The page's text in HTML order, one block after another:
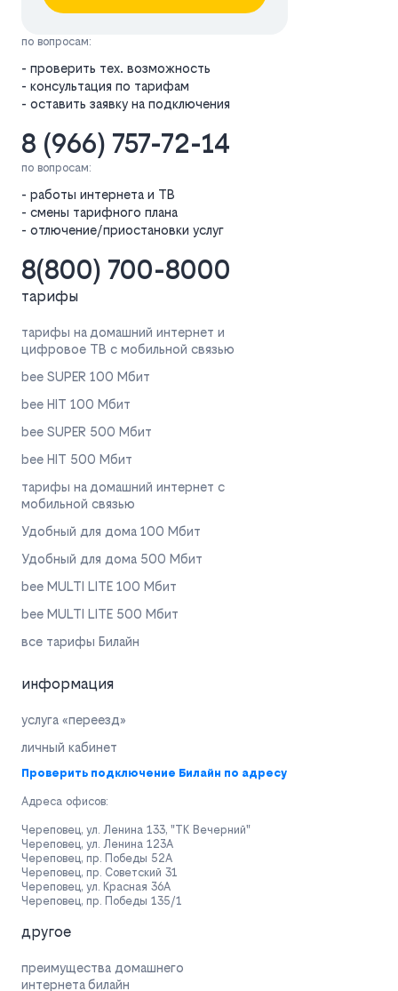
по вопросам:
- проверить тех. возможность
- консультация по тарифам
- оставить заявку на подключения
8 (966) 757-72-14
по вопросам:
- работы интернета и ТВ
- смены тарифного плана
- отлючение/приостановки услуг
8(800) 700-8000
тарифы
тарифы на домашний интернет и
цифровое ТВ с мобильной связью
bee SUPER 100 Мбит
bee HIT 100 Мбит
bee SUPER 500 Мбит
bee HIT 500 Мбит
тарифы на домашний интернет с
мобильной связью
Удобный для дома 100 Мбит
Удобный для дома 500 Мбит
bee MULTI LITE 100 Мбит
bee MULTI LITE 500 Мбит
все тарифы Билайн
информация
услуга «переезд»
личный кабинет
Проверить подключение Билайн по адресу
Адреса офисов:
Череповец, ул. Ленина 133, "ТК Вечерний"
Череповец, ул. Ленина 123А
Череповец, пр. Победы 52А
Череповец, пр. Советский 31
Череповец, ул. Красная 36А
Череповец, пр. Победы 135/1
другое
преимущества домашнего
интернета билайн